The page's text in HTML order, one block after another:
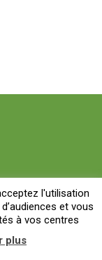
l'utilisation
et vous
à vos centres
plus